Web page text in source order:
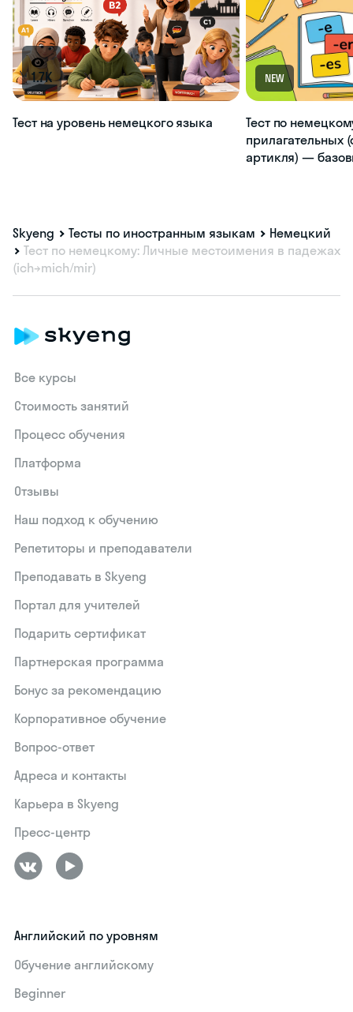
1.7K
Тест на уровень немецкого языка
NEW
Тест по
прилагательных
артикля) —
Skyeng Тесты по иностранным языкам
Немецкий
Тест по немецкому: Личные местоимения в падежах
(ich→mich/mir)
Все курсы
Стоимость занятий
Процесс обучения
Платформа
Отзывы
Наш подход к обучению
Репетиторы и преподаватели
Преподавать в Skyeng
Портал для учителей
Подарить сертификат
Партнерская программа
Бонус за рекомендацию
Корпоративное обучение
Вопрос-ответ
Адреса и контакты
Карьера в Skyeng
Пресс-центр
Английский по уровням
Обучение английскому
Beginner